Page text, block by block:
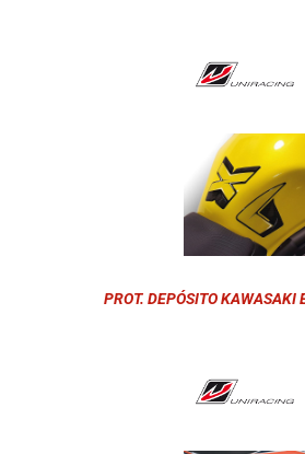
PROT. DEPÓSITO